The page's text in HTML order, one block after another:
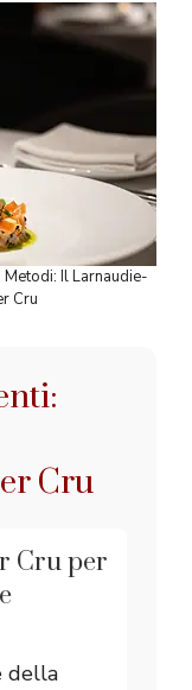
Il Larnaudie-
Cru
Cru
Cru per
della